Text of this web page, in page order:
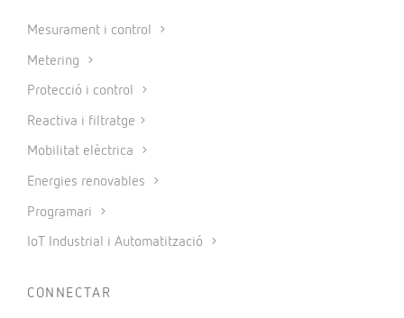
Mesurament i control
Metering
Protecció i control
Reactiva i filtratge
Mobilitat elèctrica
Energies renovables
Programari
IoT Industrial i Automatització
CONNECTAR